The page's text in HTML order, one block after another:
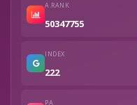
A.RANK
50347755
INDEX
222
PA